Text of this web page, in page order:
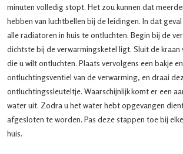
minuten volledig stopt. Het zou kunnen dat
hebben van luchtbellen bij de leidingen. In dat
alle radiatoren in huis te ontluchten. Begin bij de
dichtste bij de verwarmingsketel ligt. Sluit de kraan
die u wilt ontluchten. Plaats vervolgens een bakje
ontluchtingsventiel van de verwarming, en draai
ontluchtingssleuteltje. Waarschijnlijk komt er een
water uit. Zodra u het water hebt opgevangen
afgesloten te worden. Pas deze stappen toe bij
huis.